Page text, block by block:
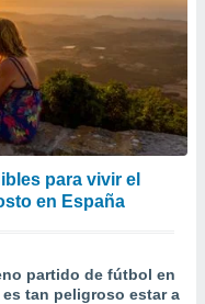
para vivir el
en España
partido de fútbol en
tan peligroso estar a